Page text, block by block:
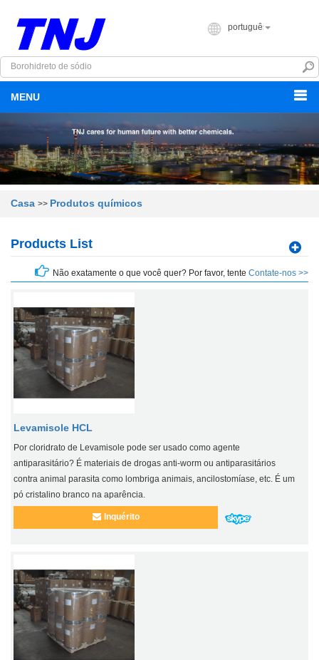
português
MENU
Casa >> Produtos químicos
Products List
Não exatamente o que você quer? Por favor, tente Contate-nos >>
Levamisole HCL
Por cloridrato de Levamisole pode ser usado como agente
antiparasitário? É materiais de drogas anti-worm ou antiparasitários
contra animal parasita como lombriga animais, ancilostomíase, etc. É um
pó cristalino branco na aparência.
Inquérito